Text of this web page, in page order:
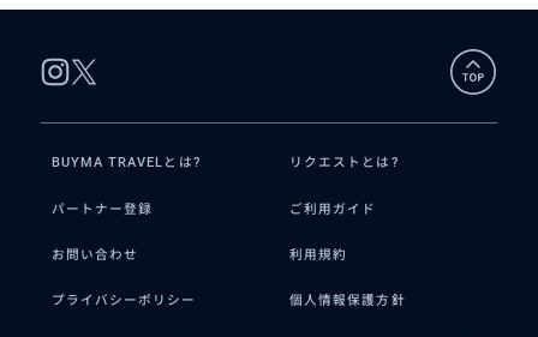
BUYMA TRAVELとは? リクエストとは?
パートナー登録 ご利用ガイド
お問い合わせ 利用規約
プライバシーポリシー 個人情報保護方針